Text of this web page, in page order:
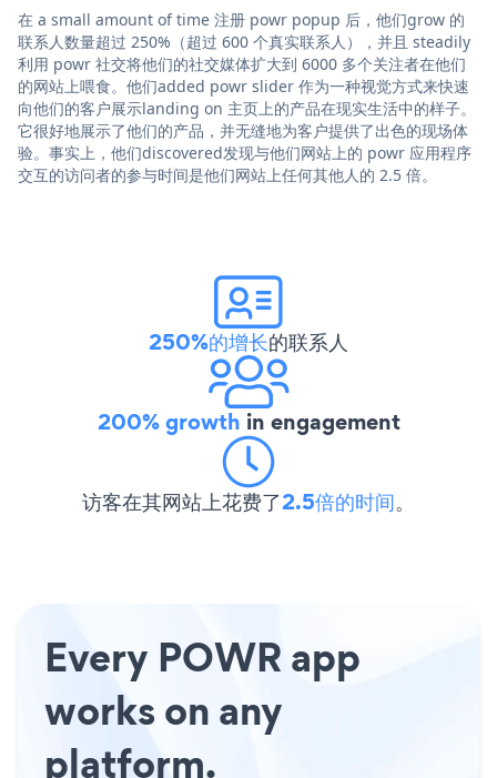
在 a small amount of time 注册 powr popup 后，他们grow 的
联系人数量超过 250%（超过 600 个真实联系人），并且 steadily
利用 powr 社交将他们的社交媒体扩大到 6000 多个关注者在他们
的网站上喂食。他们added powr slider 作为一种视觉方式来快速
向他们的客户展示landing on 主页上的产品在现实生活中的样子。
它很好地展示了他们的产品，并无缝地为客户提供了出色的现场体
验。事实上，他们discovered发现与他们网站上的 powr 应用程序
交互的访问者的参与时间是他们网站上任何其他人的 2.5 倍。
250%的增长的联系人
200% growth in engagement
访客在其网站上花费了2.5倍的时间。
Every POWR app
works on any
platform.